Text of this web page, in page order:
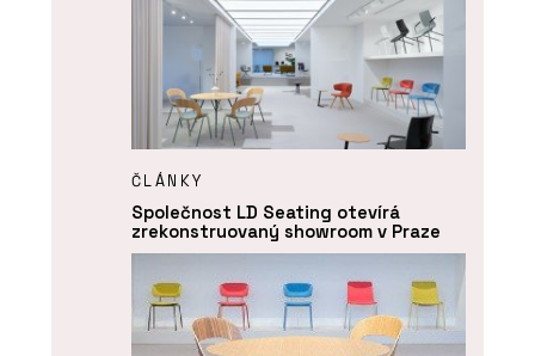
ČLÁNKY
Společnost LD Seating otevírá
zrekonstruovaný showroom v Praze